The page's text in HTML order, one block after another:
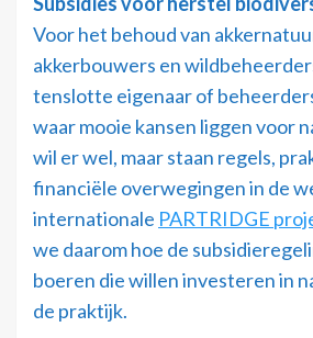
Voor het behoud van
akkerbouwers en
tenslotte eigenaar of
waar mooie kansen liggen voor
wil er wel, maar staan regels,
financiële overwegingen in de
internationale PARTRIDGE
we daarom hoe de
boeren die willen investeren in
de praktijk.